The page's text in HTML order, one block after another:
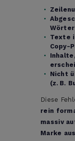
Wörter
Texte
Copy-
Nicht
(z. B.
Diese
rein
massiv
Marke